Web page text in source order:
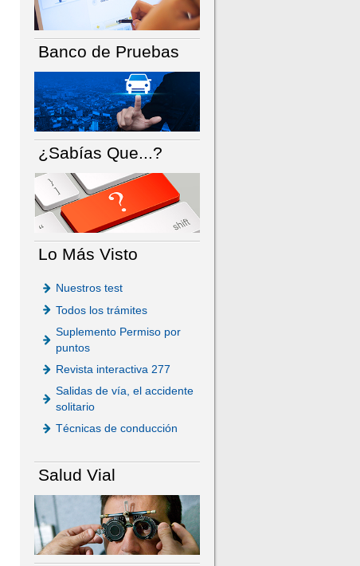
Banco de Pruebas
¿Sabías Que...?
Lo Más Visto
Nuestros test
Todos los trámites
Suplemento Permiso por
puntos
Revista interactiva 277
Salidas de vía, el accidente
solitario
Técnicas de conducción
Salud Vial